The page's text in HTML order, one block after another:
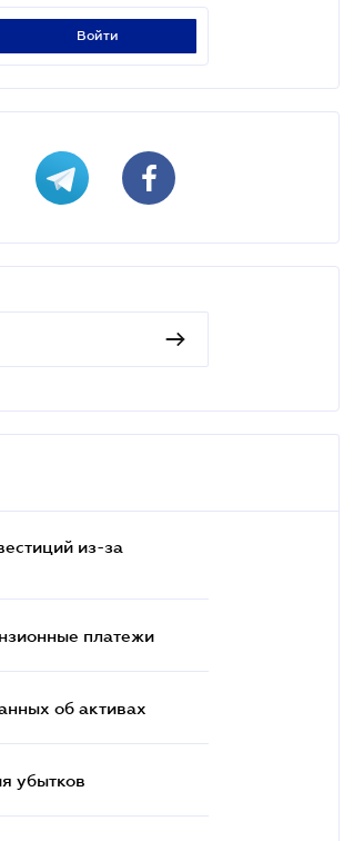
войти
из-за
платежи
об активах
убытков